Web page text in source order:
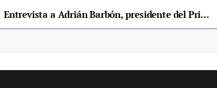
Entrevista a Adrián Barbón, presidente del Principado de Asturias: «Asturias tiene muchas estrellas además del AVE»